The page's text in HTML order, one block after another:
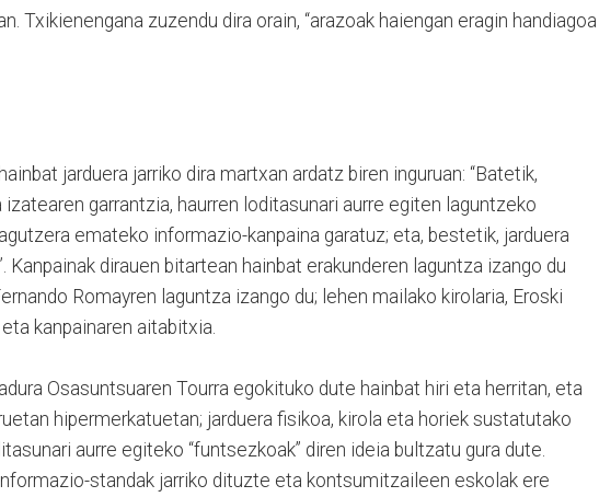
Txikienengana zuzendu dira orain, “arazoak haiengan eragin handiagoa
jarduera jarriko dira martxan ardatz biren inguruan: “Batetik,
garrantzia, haurren loditasunari aurre egiten laguntzeko
emateko informazio-kanpaina garatuz; eta, bestetik, jarduera
Kanpainak dirauen bitartean hainbat erakunderen laguntza izango du
Romayren laguntza izango du; lehen mailako kirolaria, Eroski
kanpainaren aitabitxia.
Osasuntsuaren Tourra egokituko dute hainbat hiri eta herritan, eta
hipermerkatuetan; jarduera fisikoa, kirola eta horiek sustatutako
aurre egiteko “funtsezkoak” diren ideia bultzatu gura dute.
standak jarriko dituzte eta kontsumitzaileen eskolak ere